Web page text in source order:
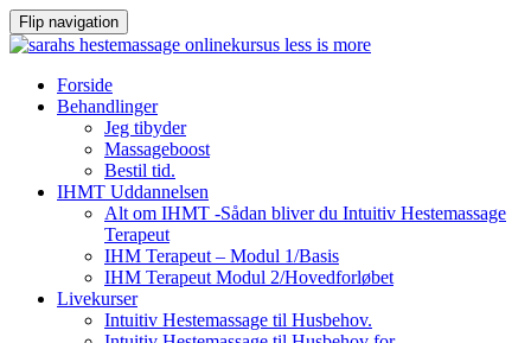
Flip navigation
VidereForside
Behandlinger
Jeg tibyder
Massageboost
Bestil tid.
IHMT Uddannelsen
Alt om IHMT -Sådan bliver du Intuitiv Hestemassage
Terapeut
IHM Terapeut – Modul 1/Basis
IHM Terapeut Modul 2/Hovedforløbet
Livekurser
Intuitiv Hestemassage til Husbehov.